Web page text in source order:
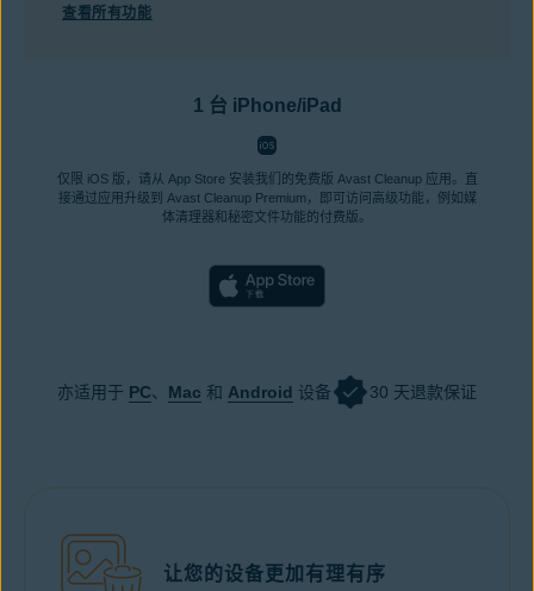
查看所有功能
1 台 iPhone/iPad
仅限 iOS 版，请从 App Store 安装我们的免费版 Avast Cleanup 应用。直
接通过应用升级到 Avast Cleanup Premium，即可访问高级功能，例如媒
体清理器和秘密文件功能的付费版。
亦适用于 PC、 Mac 和 Android 设备 30 天退款保证
让您的设备更加有理有序